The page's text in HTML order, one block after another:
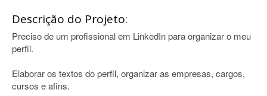
Descrição do Projeto:
Preciso de um profissional em LinkedIn para organizar o meu
perfil.
Elaborar os textos do perfil, organizar as empresas, cargos,
cursos e afins.